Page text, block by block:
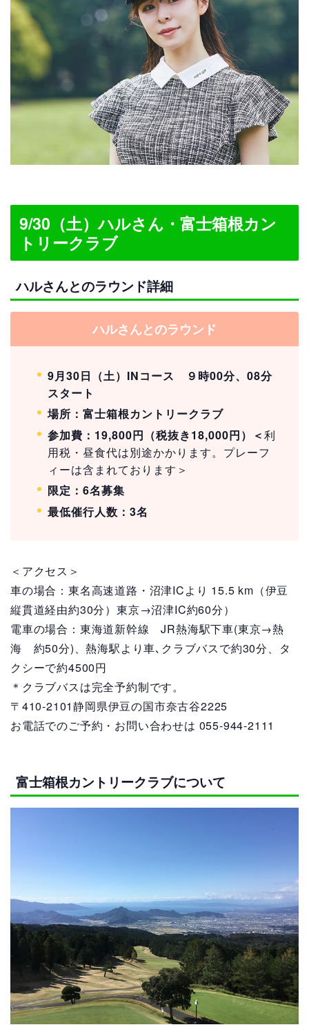
9/30（土）ハルさん・富士箱根カン
トリークラブ
ハルさんとのラウンド詳細
ハルさんとのラウンド
9月30日（土）INコース ９時00分、08分
スタート
場所：富士箱根カントリークラブ
参加費：19,800円（税抜き18,000円）＜利
用税・昼食代は別途かかります。プレーフ
ィーは含まれております＞
限定：6名募集
最低催行人数：3名
＜アクセス＞
車の場合：東名高速道路・沼津ICより 15.5 km（伊豆
縦貫道経由約30分）東京→沼津IC約60分）
電車の場合：東海道新幹線 JR熱海駅下車(東京→熱
海 約50分)、熱海駅より車､クラブバスで約30分、タ
クシーで約4500円
＊クラブバスは完全予約制です。
〒410-2101静岡県伊豆の国市奈古谷2225
お電話でのご予約・お問い合わせは 055-944-2111
富士箱根カントリークラブについて